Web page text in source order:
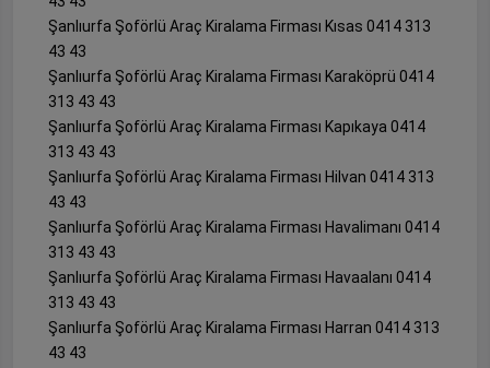
Şanlıurfa Şoförlü Araç Kiralama Firması Kısas 0414 313
43 43
Şanlıurfa Şoförlü Araç Kiralama Firması Karaköprü 0414
313 43 43
Şanlıurfa Şoförlü Araç Kiralama Firması Kapıkaya 0414
313 43 43
Şanlıurfa Şoförlü Araç Kiralama Firması Hilvan 0414 313
43 43
Şanlıurfa Şoförlü Araç Kiralama Firması Havalimanı 0414
313 43 43
Şanlıurfa Şoförlü Araç Kiralama Firması Havaalanı 0414
313 43 43
Şanlıurfa Şoförlü Araç Kiralama Firması Harran 0414 313
43 43